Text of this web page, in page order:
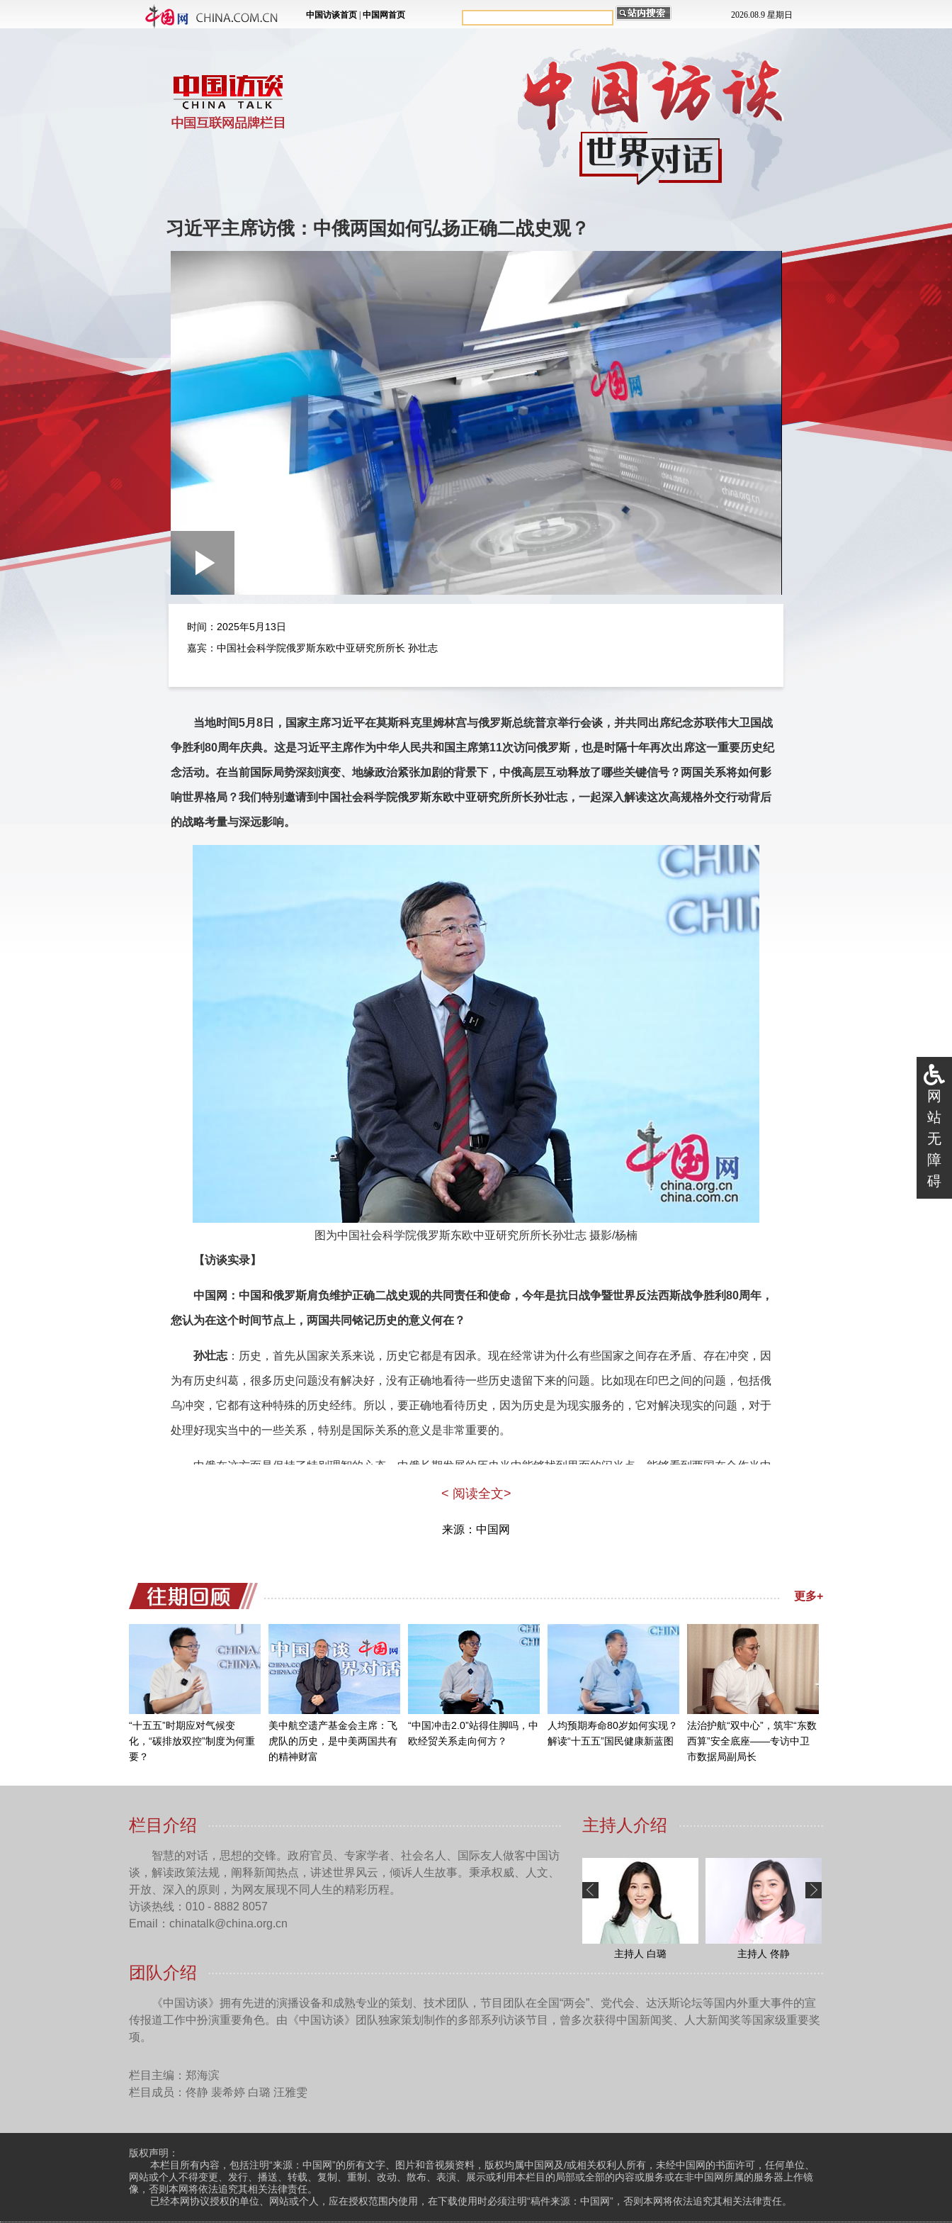
习近平主席访俄：中俄两国如何弘扬正确二战史观？
Play
Video
Loaded
Picture
时间：2025年5月13日
嘉宾：中国社会科学院俄罗斯东欧中亚研究所所长 孙壮志
当地时间5月8日，国家主席习近平在莫斯科克里姆林宫与俄罗斯总统普京举行会谈，并共同出席纪念苏联伟大卫国战
争胜利80周年庆典。这是习近平主席作为中华人民共和国主席第11次访问俄罗斯，也是时隔十年再次出席这一重要历史纪
念活动。在当前国际局势深刻演变、地缘政治紧张加剧的背景下，中俄高层互动释放了哪些关键信号？两国关系将如何影
响世界格局？我们特别邀请到中国社会科学院俄罗斯东欧中亚研究所所长孙壮志，一起深入解读这次高规格外交行动背后
的战略考量与深远影响。
图为中国社会科学院俄罗斯东欧中亚研究所所长孙壮志 摄影/杨楠
【访谈实录】
中国网：中国和俄罗斯肩负维护正确二战史观的共同责任和使命，今年是抗日战争暨世界反法西斯战争胜利80周年，
您认为在这个时间节点上，两国共同铭记历史的意义何在？
孙壮志：历史，首先从国家关系来说，历史它都是有因承。现在经常讲为什么有些国家之间存在矛盾、存在冲突，因
为有历史纠葛，很多历史问题没有解决好，没有正确地看待一些历史遗留下来的问题。比如现在印巴之间的问题，包括俄
乌冲突，它都有这种特殊的历史经纬。所以，要正确地看待历史，因为历史是为现实服务的，它对解决现实的问题，对于
处理好现实当中的一些关系，特别是国际关系的意义是非常重要的。
中俄在这方面是保持了特别理智的心态。中俄长期发展的历史当中能够找到里面的闪光点，能够看到两国在合作当中
虽然有过波折，虽然也有过相互关系不太良好的阶段，但是我们从中间汲取教训，更多地要记住两国在一些困难时期相互
相互支持，在那么困难的情况下能够相互帮助，给予了对方很多援助。
赓续传统友谊，这对双方关系的发展是非常重要的。我们回顾历史，一个就是更好地服务于现实，让我们更加珍惜现
在的关系能够达到高水平，能够处在相互友好的状态，能够建立稳定的关系。这是来之不易的，要更加珍惜。
另外，了解历史可以更好地把握未来，从历史当中我们可以看到未来发展的方向。所以，中俄也可以通过去回顾历
史，特别是总结二战以来中俄关系的历史，当然包括二战当中的我们合作，二战以后我们在建立国际秩序方面的互动，未
来一方面怎样去推动两国关系稳定发展，同时更好地为国际秩序朝着公正合理的方向发展，做出我们自己的贡献。
大问题的认知才能使两国关系的发展更平稳。
中国网：中俄作为二战东方和欧洲主战场，如何通过政治、外交、学术和公共外交等途径，共同捍卫正确的二战史
观？双方可以采取哪些具体措施应对历史虚无主义、军国主义美化等挑战，推动国际社会形成更为客观公正的二战历史叙
事？
：为什么这次我们特别强调要维护正确的二战史观，因为历史和现实的关联性太强了。每个国家都有自己特殊
的利益，所以，它在看待历史的时候可能会为了自己眼前非常狭隘的利益去篡改历史，这样可能对它实现眼前的利益是有
利的。所以，看到这个世界上出现了对二战，包括对苏联、中国的贡献，一些莫名的、污名的诠释、解读，这可能也是现
在国际关系的现实反映。这种情况下，中俄有必要去维护好正确的二战史观。人类社会还是应该对二战历史特别是当时为
让世界倒退若干年的浩劫，这个是非常重要的。
一些刻意去政治化、刻意去污名化中俄的一些舆论、一些言论，要进行反击。这方面中俄可以携手来做，因为两国分别是
亚洲的主战场、欧洲的主战场，我们的牺牲，我们的代价是明明白白摆在这的。因为我们奋斗的过程，包括我们在整个对
抗法西斯和军国主义的过程中，付出非常重大的牺牲，我们做出的贡献是不能磨灭的。所以，我们要更多的去挖掘这方面
的资料，挖掘这方面相关的一些数据，更多地在国际上展示自己、宣传自己，这是非常重要的。
< 阅读全文>
来源：中国网
网
站
无
障
碍